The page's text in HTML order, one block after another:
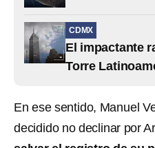
CDMX
El impactante
Torre
En ese sentido, Manuel
decidido no declinar por